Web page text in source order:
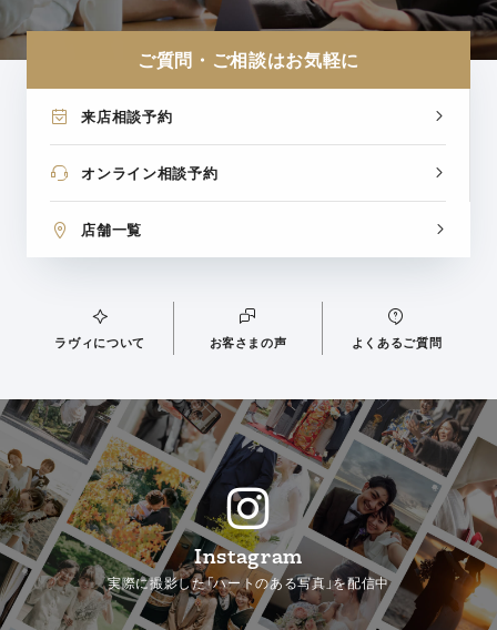
ご質問・ご相談はお気軽に
来店相談予約
オンライン相談予約
店舗一覧
ラヴィについて お客さまの声 よくあるご質問
Instagram
実際に撮影した「ハートのある写真」を配信中